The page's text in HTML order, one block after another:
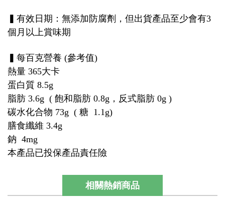
▍有效日期：無添加防腐劑，但出貨產品至少會有3
個月以上賞味期
▍每百克營養 (參考值)
熱量 365大卡
蛋白質 8.5g
脂肪 3.6g ( 飽和脂肪 0.8g，反式脂肪 0g )
碳水化合物 73g ( 糖 1.1g)
膳食纖維 3.4g
鈉 4mg
本產品已投保產品責任險
相關熱銷商品